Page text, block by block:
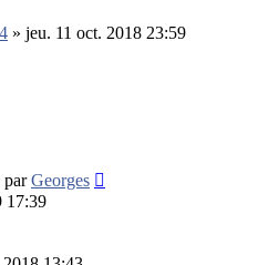
» jeu. 11 oct. 2018 23:59
parGeorges
17:39